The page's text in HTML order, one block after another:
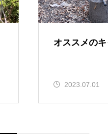
オススメの
2023.07.01